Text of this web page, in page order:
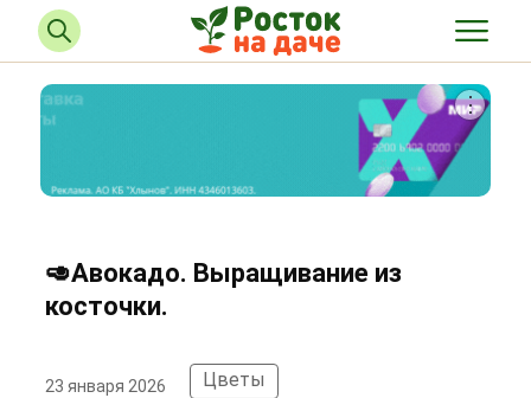
🥑Авокадо. Выращивание из
косточки.
23 января 2026 Цветы